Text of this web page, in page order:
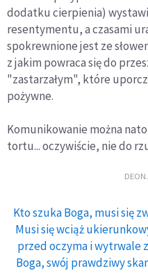
dodatku cierpienia)
resentymentu, a czasami
spokrewnione jest ze
z jakim powraca się do
"zastarzałym", które
pożywne.
Komunikowanie można
tor­tu... oczywiście, nie do
Kto szuka Boga, musi się
Musi się wciąż
przed oczyma i wytrwale
Boga, swój prawdziwy